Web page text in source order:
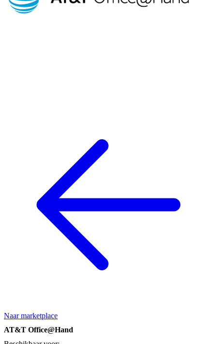
Naar marketplace
AT&T Office@Hand